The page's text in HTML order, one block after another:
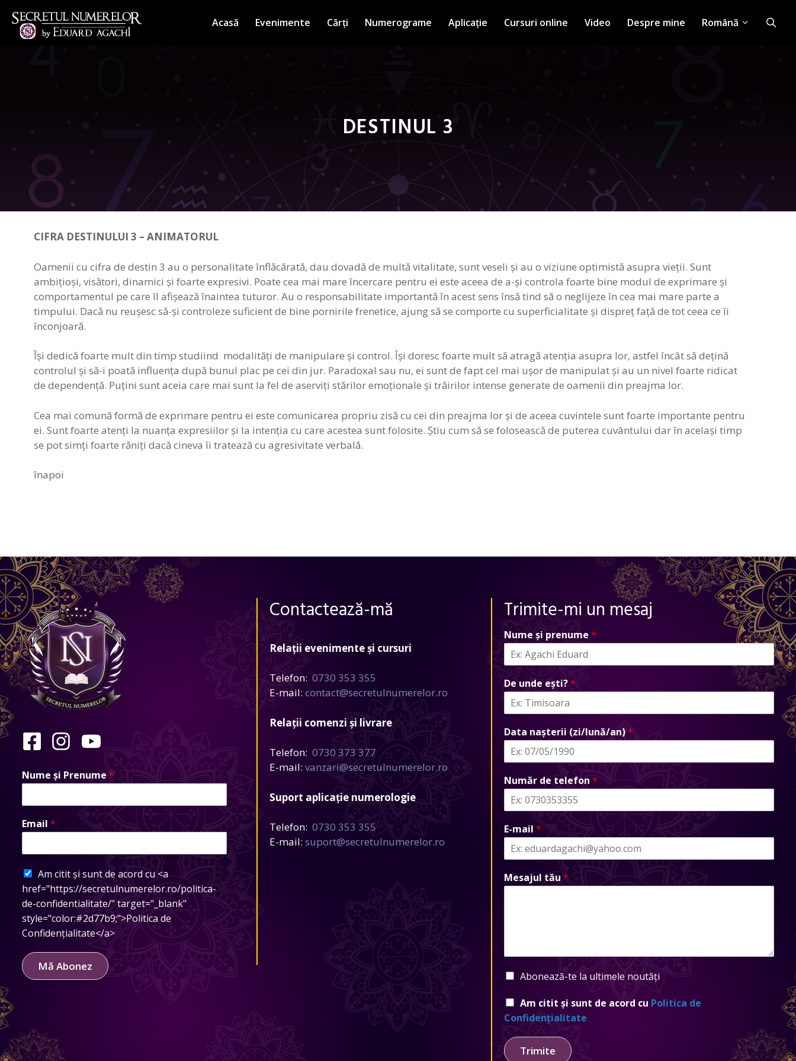
conținut
Acasă Evenimente Cărți Numerograme Aplicație Cursuri online Video Despre mine Română
DESTINUL 3
CIFRA DESTINULUI 3 – ANIMATORUL
Oamenii cu cifra de destin 3 au o personalitate înflăcărată, dau dovadă de multă vitalitate, sunt veseli și au o viziune optimistă asupra vieții. Sunt
ambițioși, visători, dinamici și foarte expresivi. Poate cea mai mare încercare pentru ei este aceea de a-și controla foarte bine modul de exprimare și
comportamentul pe care îl afișează înaintea tuturor. Au o responsabilitate importantă în acest sens însă tind să o neglijeze în cea mai mare parte a
timpului. Dacă nu reușesc să-și controleze suficient de bine pornirile frenetice, ajung să se comporte cu superficialitate și dispreț față de tot ceea ce îi
înconjoară.
Își dedică foarte mult din timp studiind modalități de manipulare și control. Își doresc foarte mult să atragă atenția asupra lor, astfel încât să dețină
controlul și să-i poată influența după bunul plac pe cei din jur. Paradoxal sau nu, ei sunt de fapt cel mai ușor de manipulat și au un nivel foarte ridicat
de dependență. Puțini sunt aceia care mai sunt la fel de aserviți stărilor emoționale și trăirilor intense generate de oamenii din preajma lor.
Cea mai comună formă de exprimare pentru ei este comunicarea propriu zisă cu cei din preajma lor și de aceea cuvintele sunt foarte importante pentru
ei. Sunt foarte atenți la nuanța expresiilor și la intenția cu care acestea sunt folosite. Știu cum să se folosească de puterea cuvântului dar în același timp
se pot simți foarte răniți dacă cineva îi tratează cu agresivitate verbală.
înapoi
Nume și Prenume*
Email *
Am citit și sunt de acord cu <a
href="https://secretulnumerelor.ro/politica-
de-confidentialitate/" target="_blank"
style="color:#2d77b9;">Politica de
Confidențialitate</a>
Mă Abonez
Contactează-mă
Relații evenimente și cursuri
Telefon: 0730 353 355
E-mail: contact@secretulnumerelor.ro
Relații comenzi și livrare
Telefon: 0730 373 377
E-mail: vanzari@secretulnumerelor.ro
Suport aplicație numerologie
Telefon: 0730 353 355
E-mail: suport@secretulnumerelor.ro
Trimite-mi un mesaj
Nume și prenume *
De unde ești?*
Data nașterii (zi/lună/an)*
Număr de telefon *
E-mail *
Mesajul tău *
Abonează-te la ultimele noutăți
Am citit și sunt de acord cu Politica de
Confidențialitate
Trimite